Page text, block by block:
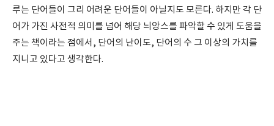
루는 단어들이 그리 어려운 단어들이 아닐지도 모른다. 하지만 각 단
어가 가진 사전적 의미를 넘어 해당 늬앙스를 파악할 수 있게 도움을
주는 책이라는 점에서, 단어의 난이도, 단어의 수 그 이상의 가치를
지니고 있다고 생각한다.